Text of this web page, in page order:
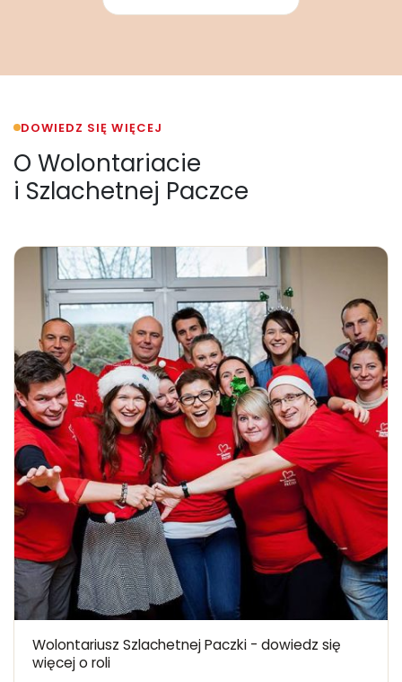
DOWIEDZ SIĘ WIĘCEJ
O Wolontariacie
i Szlachetnej Paczce
Wolontariusz Szlachetnej Paczki - dowiedz się
więcej o roli